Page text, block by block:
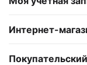
Интернет-